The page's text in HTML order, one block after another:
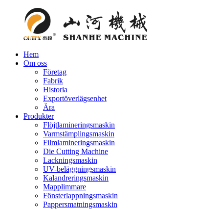
Hem
Om oss
Företag
Fabrik
Historia
Exportöverlägsenhet
Ära
Produkter
Flöjtlamineringsmaskin
Varmstämplingsmaskin
Filmlamineringsmaskin
Die Cutting Machine
Lackningsmaskin
UV-beläggningsmaskin
Kalandreringsmaskin
Mapplimmare
Fönsterlappningsmaskin
Pappersmatningsmaskin